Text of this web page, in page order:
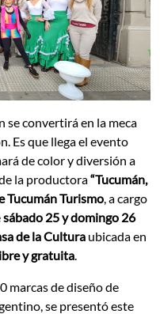
se convertirá en la meca
Es que llega el evento
de color y diversión a
la productora“Tucumán,
Tucumán Turismo, a cargo
sábado 25 y domingo 26
de la Cultura ubicada en
y gratuita.
marcas de diseño de
se presentó este